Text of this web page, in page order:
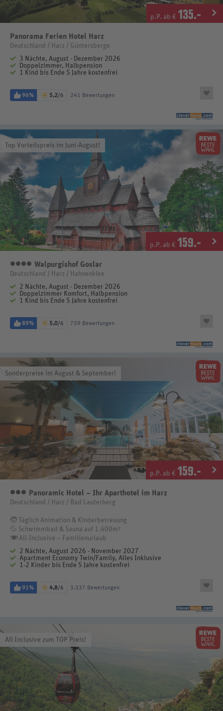
p.P. ab € 135.-
Panorama Ferien Hotel Harz
Deutschland / Harz / Güntersberge
3 Nächte, August - Dezember 2026
Doppelzimmer, Halbpension
1 Kind bis Ende 5 Jahre kostenfrei
96% 5,2/6 241 Bewertungen
Top Vorteilspreis im Juni-August!
p.P. ab € 159.-
4 Sterne
Walpurgishof Goslar
Deutschland / Harz / Hahnenklee
2 Nächte, August - Dezember 2026
Doppelzimmer Komfort, Halbpension
1 Kind bis Ende 5 Jahre kostenfrei
89% 5,0/6 759 Bewertungen
Sonderpreise im August & September!
p.P. ab € 159.-
3 Sterne
Panoramic Hotel – Ihr Aparthotel im Harz
Deutschland / Harz / Bad Lauterberg
🧒 Täglich Animation & Kinderbetreuung
💦 Schwimmbad & Sauna auf 1.400m²
🍽️ All-Inclusive – Familienurlaub
2 Nächte, August 2026 - November 2027
Apartment Economy Twin/Family, Alles Inklusive
1-2 Kinder bis Ende 5 Jahre kostenfrei
91% 4,8/6 3.337 Bewertungen
All Inclusive zum TOP Preis!